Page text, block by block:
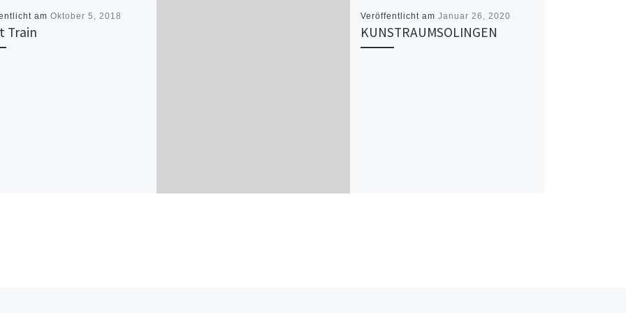
am Oktober 5, 2018
Train
Veröffentlicht am Januar 26, 2020
KUNSTRAUMSOLINGEN